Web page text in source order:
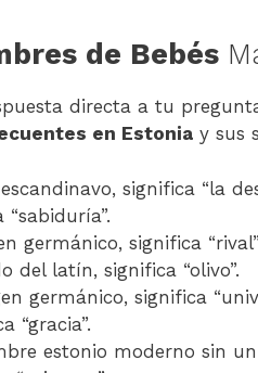
de Bebés
directa a tu
en Estonia y sus
significa “la
“sabiduría”.
germánico, significa
del latín, significa “olivo”.
germánico, significa
“gracia”.
estonio moderno sin